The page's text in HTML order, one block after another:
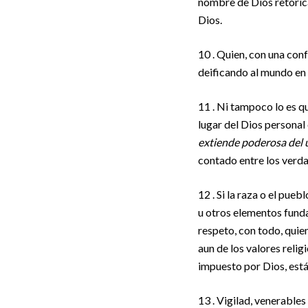
Dios.
10 . Quien, con una
deificando al mundo
11 . Ni tampoco lo es
lugar del Dios
extiende poderosa del
contado entre los
12 . Si la raza o el
u otros elementos
respeto, con todo,
aun de los valores
impuesto por Dios,
13 . Vigilad,